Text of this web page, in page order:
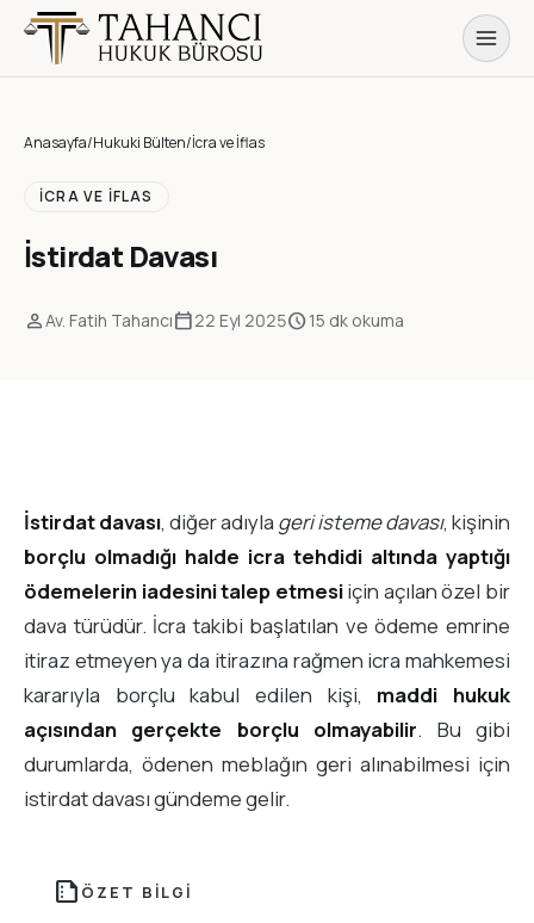
Anasayfa/Hukuki Bülten/İcra ve İflas
İCRA VE İFLAS
İstirdat Davası
personAv. Fatih Tahancıcalendar_today22 Eyl 2025schedule15 dk okuma
İstirdat davası, diğer adıyla geri isteme davası, kişinin
borçlu olmadığı halde icra tehdidi altında yaptığı
ödemelerin iadesini talep etmesiiçin açılan özel bir
dava türüdür. İcra takibi başlatılan ve ödeme emrine
itiraz etmeyen ya da itirazına rağmen icra mahkemesi
kararıyla borçlu kabul edilen kişi, maddi hukuk
açısından gerçekte borçlu olmayabilir. Bu gibi
durumlarda, ödenen meblağın geri alınabilmesi için
istirdat davası gündeme gelir.
summarize ÖZET BILGI